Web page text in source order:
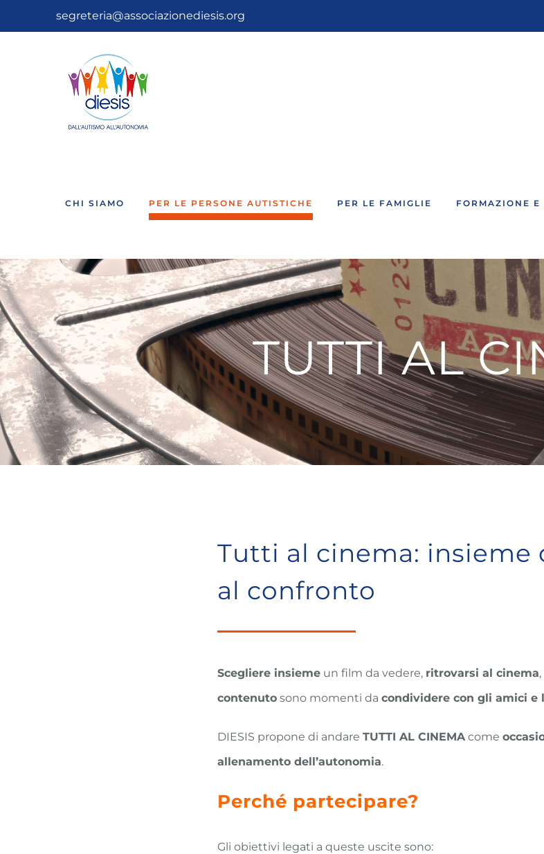
al
segreteria@associazionediesis.org
CHI SIAMO PER LE PERSONE AUTISTICHE PER LE FAMIGLIE FORMAZIONE E
TUTTI AL
Tutti al cinema: insieme
al confronto
Scegliere insiemeun film da vedere, ritrovarsi al cinema,
contenutosono momenti da condividere con gli amici e
DIESIS propone di andare TUTTI AL CINEMAcome
allenamento dell’autonomia.
Perché partecipare?
Gli obiettivi legati a queste uscite sono: